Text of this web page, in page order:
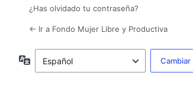
¿Has olvidado tu contraseña?
← Ir a Fondo Mujer Libre y Productiva
Idioma